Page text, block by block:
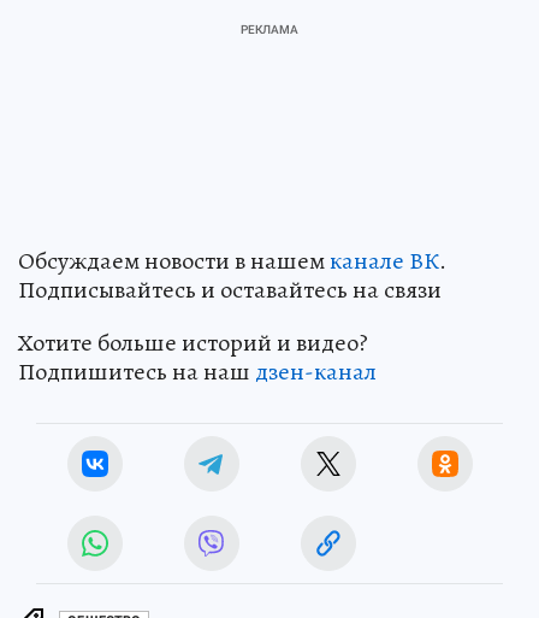
Обсуждаем новости в нашемканале ВК.
Подписывайтесь и оставайтесь на связи
Хотите больше историй и видео?
Подпишитесь на наш дзен-канал